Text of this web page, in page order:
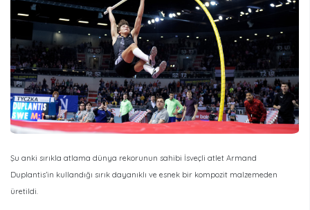
Şu anki sırıkla atlama dünya rekorunun sahibi İsveçli atlet Armand
Duplantis’in kullandığı sırık dayanıklı ve esnek bir kompozit malzemeden
üretildi.